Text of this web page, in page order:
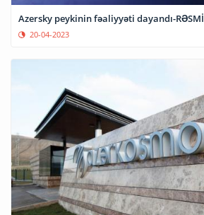
Azersky peykinin fəaliyyəti dayandı-RƏSMİ
20-04-2023